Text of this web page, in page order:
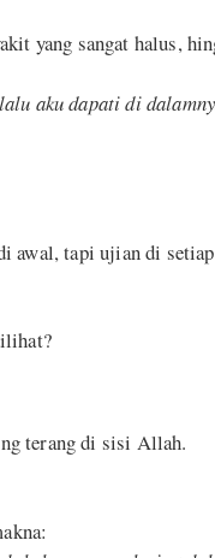
yang sangat halus,
aku dapati di
awal, tapi ujian di
terang di sisi Allah.